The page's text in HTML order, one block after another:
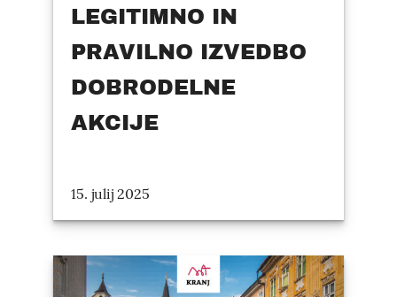
LEGITIMNO IN
PRAVILNO IZVEDBO
DOBRODELNE
AKCIJE
15. julij 2025